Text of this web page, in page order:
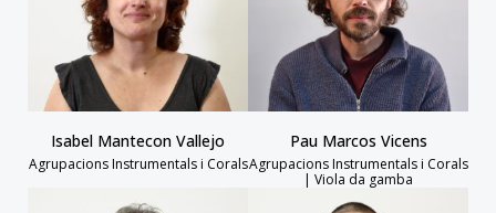
Isabel Mantecon Vallejo
Agrupacions Instrumentals i Corals
Pau Marcos Vicens
Agrupacions Instrumentals i Corals
| Viola da gamba